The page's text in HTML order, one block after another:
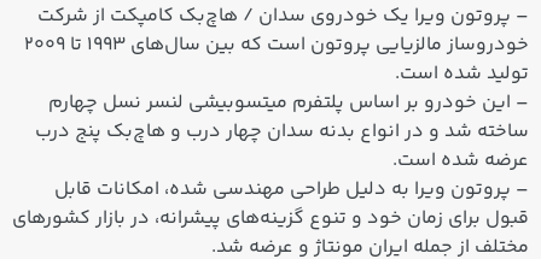
– پروتون ویرا یک خودروی سدان / هاچ‌بک کامپکت از شرکت
خودروساز مالزیایی پروتون
است که بین سال‌های ۱۹۹۳ تا ۲۰۰۹
تولید شده است.
– این خودرو بر اساس پلتفرم میتسوبیشی لنسر نسل چهارم
ساخته شد و در انواع بدنه سدان چهار درب و هاچ‌بک پنج درب
عرضه شده است.
– پروتون ویرا به دلیل طراحی مهندسی شده، امکانات قابل
قبول برای زمان خود و تنوع گزینه‌های پیشرانه، در بازار کشورهای
مختلف از جمله ایران مونتاژ و عرضه شد.